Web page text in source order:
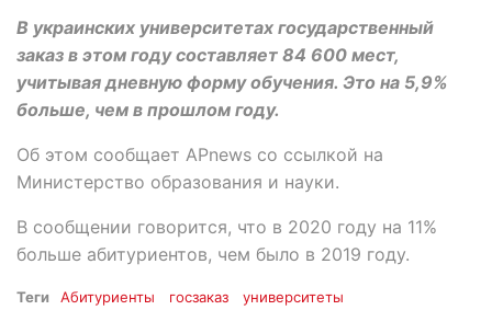
В украинских университетах государственный
заказ в этом году составляет 84 600 мест,
учитывая дневную форму обучения. Это на 5,9%
больше, чем в прошлом году.
Об этом сообщает APnews со ссылкой на
Министерство образования и науки.
В сообщении говорится, что в 2020 году на 11%
больше абитуриентов, чем было в 2019 году.
Теги Абитуриенты госзаказ
университеты